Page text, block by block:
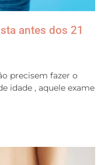
antes dos 21
precisem fazer o
idade , aquele exame